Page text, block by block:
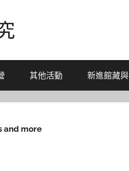
其他活動 新進館藏
and more